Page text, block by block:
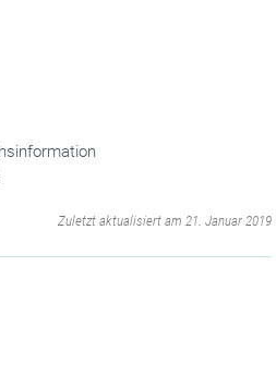
Zuletzt aktualisiert am 21. Januar 2019